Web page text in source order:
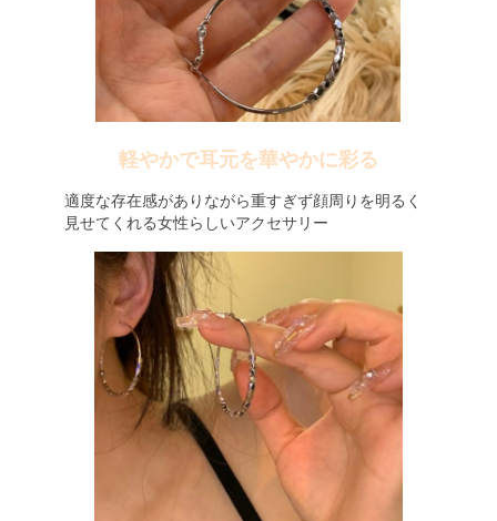
軽やかで耳元を華やかに彩る
適度な存在感がありながら重すぎず顔周りを明るく
見せてくれる女性らしいアクセサリー